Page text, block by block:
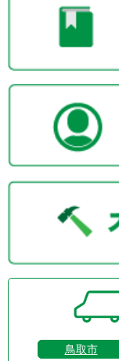
鳥取市